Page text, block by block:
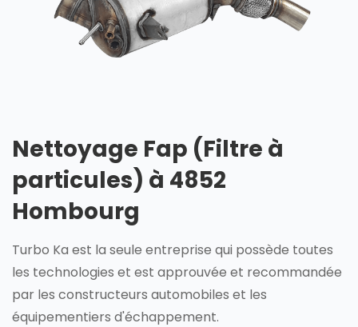
Nettoyage Fap (Filtre à
particules) à 4852
Hombourg
Turbo Ka est la seule entreprise qui possède toutes
les technologies et est approuvée et recommandée
par les constructeurs automobiles et les
équipementiers d'échappement.